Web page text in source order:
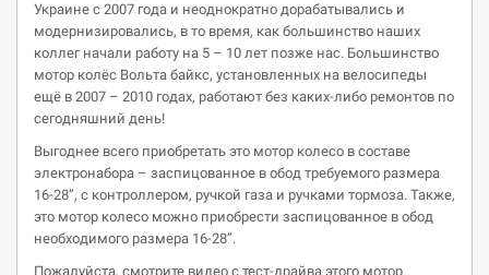
Украине с 2007 года и неоднократно дорабатывались и
модернизировались, в то время, как большинство наших
коллег начали работу на 5 – 10 лет позже нас. Большинство
мотор колёс Вольта байкс, установленных на велосипеды
ещё в 2007 – 2010 годах, работают без каких-либо ремонтов по
сегодняшний день!
Выгоднее всего приобретать это мотор колесо в составе
электронабора – заспицованное в обод требуемого размера
16-28”, с контроллером, ручкой газа и ручками тормоза. Также,
это мотор колесо можно приобрести заспицованное в обод
необходимого размера 16-28”.
Пожалуйста, смотрите видео с тест-драйва этого мотор